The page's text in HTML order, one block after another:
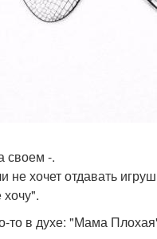
своем -.
не хочет отдавать
то в духе: "Мама